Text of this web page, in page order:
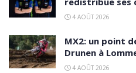
4 AOÛT 2026
MX2: un point
Drunen à
4 AOÛT 2026